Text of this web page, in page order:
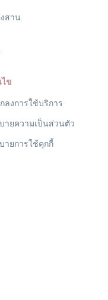
สาน
ไข
ลงการใช้บริการ
ายความเป็นส่วนตัว
ายการใช้คุกกี้